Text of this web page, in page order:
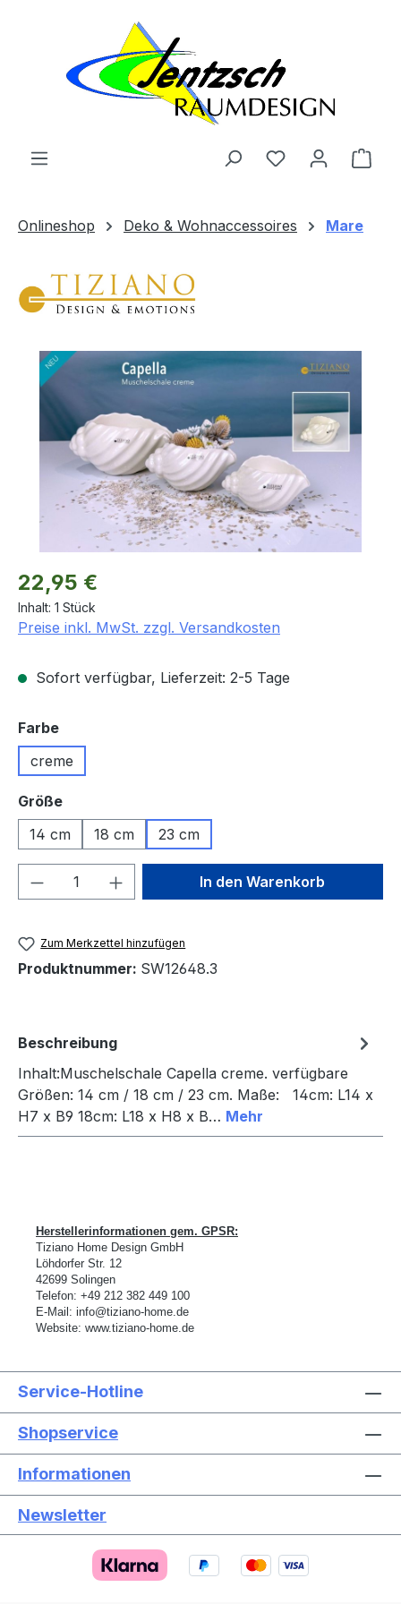
Zum Hauptinhalt springen
Onlineshop Deko & Wohnaccessoires Mare
Bildergalerie überspringen
Regulärer Preis:
22,95 €
Inhalt: 1 Stück
Preise inkl. MwSt. zzgl. Versandkosten
Sofort verfügbar, Lieferzeit: 2-5 Tage
Farbeauswählen
creme
Größeauswählen
14 cm
18 cm 23 cm
Produkt Anzahl: Gib denIn den Warenkorb
Zum Merkzettel hinzufügen
Produktnummer: SW12648.3
Beschreibung
Inhalt:Muschelschale Capella creme. verfügbare
Größen: 14 cm / 18 cm / 23 cm. Maße: 14cm: L14 x
H7 x B9 18cm: L18 x H8 x B… Mehr
Herstellerinformationen gem. GPSR:
Tiziano Home Design GmbH
öhdorfer Str. 12
42699 Solingen
Telefon: +49 212 382 449 100
E-Mail: info@tiziano-home.de
Website: www.tiziano-home.de
Service-Hotline
Shopservice
Informationen
Newsletter
Text vergrößern
Farben invertieren Monochrom